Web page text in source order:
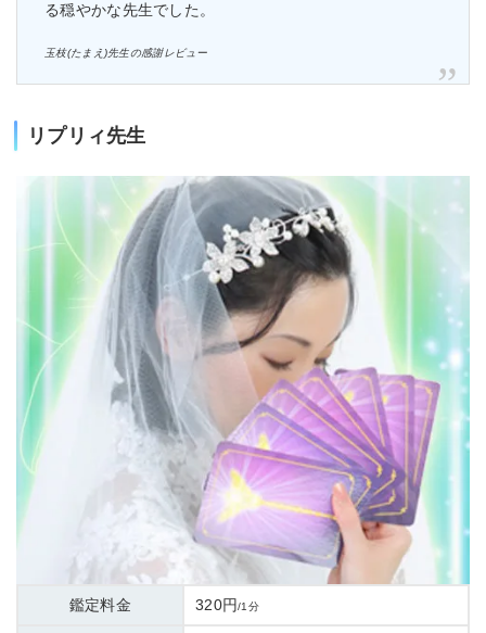
る穏やかな先生でした。
玉枝(たまえ)先生の感謝レビュー
リプリィ先生
鑑定料金 320円/1分